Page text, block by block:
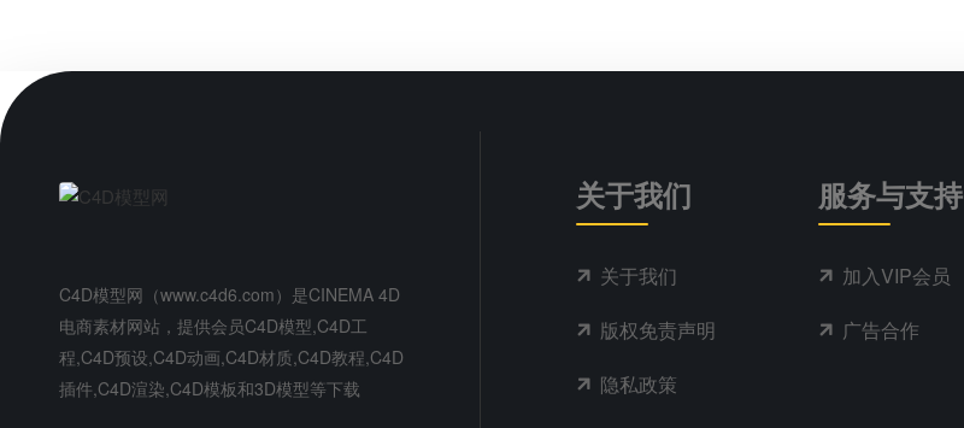
C4D模型网（www.c4d6.com）是CINEMA 4D
电商素材网站，提供会员C4D模型,C4D工
程,C4D预设,C4D动画,C4D材质,C4D教程,C4D
插件,C4D渲染,C4D模板和3D模型等下载
关于我们
关于我们
版权免责声明
隐私政策
服务与支持
加入VIP会员
广告合作